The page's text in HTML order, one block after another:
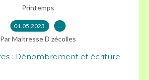
Printemps
01.05.2023 …
Par Maitresse D zécolles